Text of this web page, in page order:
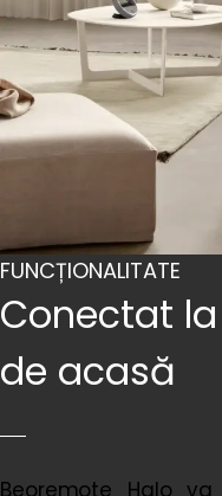
FUNCȚIONALITATE
Conectat
de acasă
Beoremote Halo